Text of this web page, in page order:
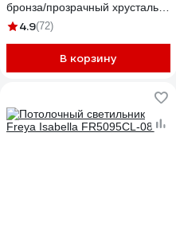
бронза/прозрачный хрусталь
00000076379
4.9(72)
В корзину